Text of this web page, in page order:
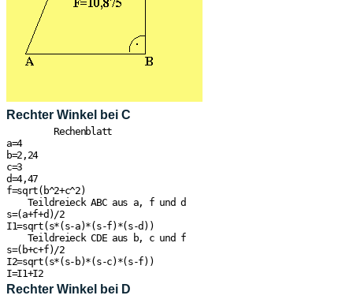
Rechter Winkel bei C
         Rechenblatt
a=4
b=2,24
c=3
d=4,47
f=sqrt(b^2+c^2)
    Teildreieck ABC aus a, f und d
s=(a+f+d)/2
I1=sqrt(s*(s-a)*(s-f)*(s-d))
    Teildreieck CDE aus b, c und f
s=(b+c+f)/2
I2=sqrt(s*(s-b)*(s-c)*(s-f))
I=I1+I2
Rechter Winkel bei D